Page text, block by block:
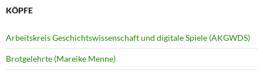
KÖPFE
Arbeitskreis Geschichtswissenschaft und digitale Spiele (AKGWDS)
Brotgelehrte (Mareike Menne)